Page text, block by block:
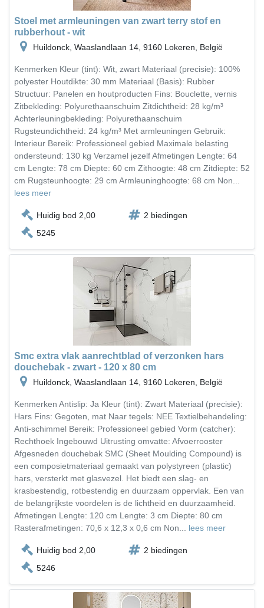
Stoel met armleuningen van zwart terry stof en
rubberhout - wit
Huildonck, Waaslandlaan 14, 9160 Lokeren, België
Kenmerken Kleur (tint): Wit, zwart Materiaal (precisie): 100%
polyester Houtdikte: 30 mm Materiaal (Basis): Rubber
Structuur: Panelen en houtproducten Fins: Bouclette, vernis
Zitbekleding: Polyurethaanschuim Zitdichtheid: 28 kg/m³
Achterleuningbekleding: Polyurethaanschuim
Rugsteundichtheid: 24 kg/m³ Met armleuningen Gebruik:
Interieur Bereik: Professioneel gebied Maximale belasting
ondersteund: 130 kg Verzamel jezelf Afmetingen Lengte: 64
cm Lengte: 78 cm Diepte: 60 cm Zithoogte: 48 cm Zitdiepte: 52
cm Rugsteunhoogte: 29 cm Armleuninghoogte: 68 cm Non...
lees meer
Huidig bod 2,00
2 biedingen
5245
Smc extra vlak aanrechtblad of verzonken hars
douchebak - zwart - 120 x 80 cm
Huildonck, Waaslandlaan 14, 9160 Lokeren, België
Kenmerken Antislip: Ja Kleur (tint): Zwart Materiaal (precisie):
Hars Fins: Gegoten, mat Naar tegels: NEE Textielbehandeling:
Anti-schimmel Bereik: Professioneel gebied Vorm (catcher):
Rechthoek Ingebouwd Uitrusting omvatte: Afvoerrooster
Afgesneden douchebak SMC (Sheet Moulding Compound) is
een composietmateriaal gemaakt van polystyreen (plastic)
hars, versterkt met glasvezel. Het biedt een slag- en
krasbestendig, rotbestendig en duurzaam oppervlak. Een van
de belangrijkste voordelen is de lichtheid en duurzaamheid.
Afmetingen Lengte: 120 cm Lengte: 3 cm Diepte: 80 cm
Rasterafmetingen: 70,6 x 12,3 x 0,6 cm Non... lees meer
Huidig bod 2,00
2 biedingen
5246